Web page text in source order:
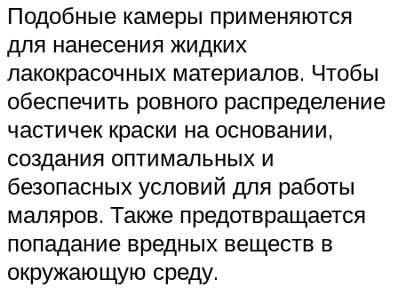
Подобные камеры применяются
для нанесения жидких
лакокрасочных материалов. Чтобы
обеспечить ровного распределение
частичек краски на основании,
создания оптимальных и
безопасных условий для работы
маляров. Также предотвращается
попадание вредных веществ в
окружающую среду.